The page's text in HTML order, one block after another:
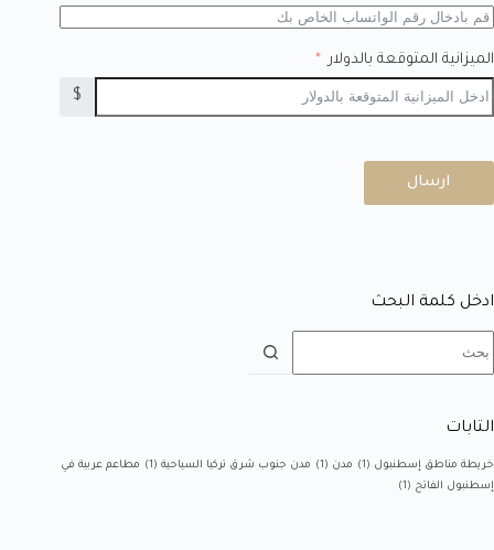
الميزانية المتوقعة بالدولار
$
ارسال
ادخل كلمة البحث
التابات
خريطة مناطق إسطنبول (1) مدن (1) مدن جنوب شرق تركيا السياحية (1)
مطاعم عربية في
إسطنبول الفاتح (1)